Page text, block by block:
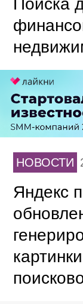
Поиска
НОВОСТИ
Яндекс